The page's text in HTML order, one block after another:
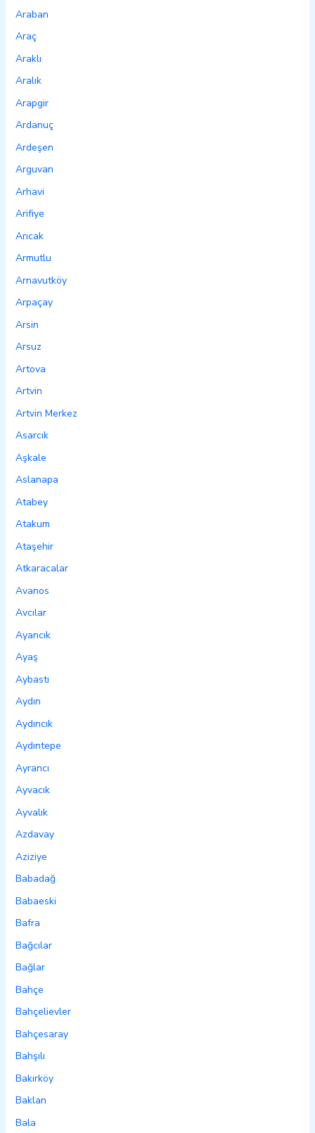
Araban
Araç
Araklı
Aralık
Arapgir
Ardanuç
Ardeşen
Arguvan
Arhavi
Arifiye
Arıcak
Armutlu
Arnavutköy
Arpaçay
Arsin
Arsuz
Artova
Artvin
Artvin Merkez
Asarcık
Aşkale
Aslanapa
Atabey
Atakum
Ataşehir
Atkaracalar
Avanos
Avcılar
Ayancık
Ayaş
Aybastı
Aydın
Aydıncık
Aydıntepe
Ayrancı
Ayvacık
Ayvalık
Azdavay
Aziziye
Babadağ
Babaeski
Bafra
Bağcılar
Bağlar
Bahçe
Bahçelievler
Bahçesaray
Bahşılı
Bakırköy
Baklan
Bala